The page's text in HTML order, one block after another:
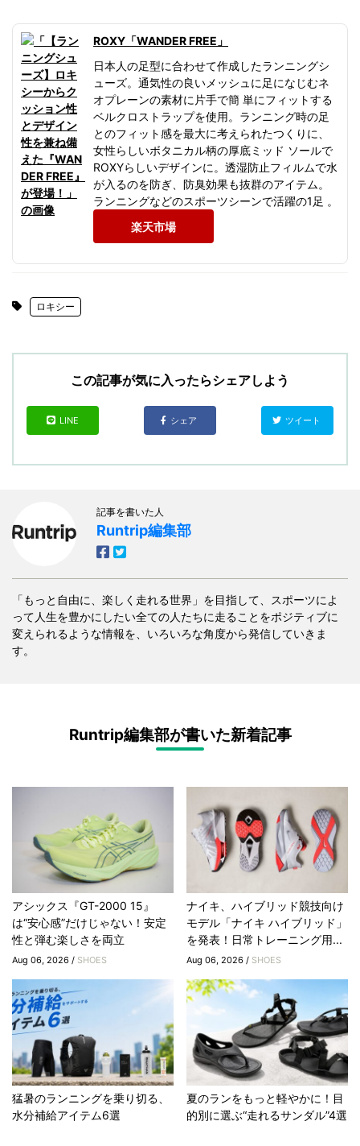
ROXY「WANDER FREE」
日本人の足型に合わせて作成したランニングシ
ューズ。通気性の良いメッシュに足になじむネ
オプレーンの素材に片手で簡 単にフィットする
ベルクロストラップを使用。ランニング時の足
とのフィット感を最大に考えられたつくりに、
女性らしいボタニカル柄の厚底ミッド ソールで
ROXYらしいデザインに。透湿防止フィルムで水
が入るのを防ぎ、防臭効果も抜群のアイテム。
ランニングなどのスポーツシーンで活躍の1足 。
楽天市場
ロキシー
この記事が気に入ったらシェアしよう
LINE シェア ツイート
記事を書いた人
Runtrip編集部
「もっと自由に、楽しく走れる世界」を目指して、スポーツによ
って人生を豊かにしたい全ての人たちに走ることをポジティブに
変えられるような情報を、いろいろな角度から発信していきま
す。
Runtrip編集部が書いた新着記事
アシックス『GT-2000 15』
は“安心感”だけじゃない！安定
性と弾む楽しさを両立
Aug 06, 2026 / SHOES
ナイキ、ハイブリッド競技向け
モデル「ナイキ ハイブリッド」
を発表！日常トレーニング用...
Aug 06, 2026 / SHOES
猛暑のランニングを乗り切る、
水分補給アイテム6選
夏のランをもっと軽やかに！目
的別に選ぶ“走れるサンダル”4選